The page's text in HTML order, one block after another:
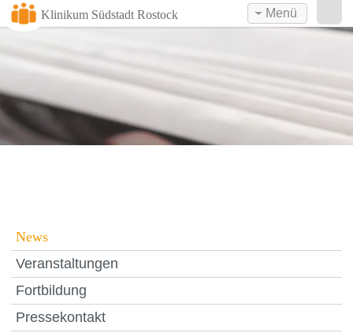
Klinikum Südstadt Rostock Menü
News
Veranstaltungen
Fortbildung
Pressekontakt